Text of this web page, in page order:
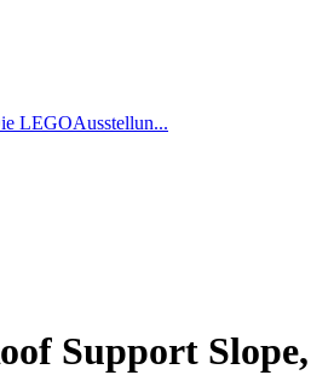
LEGOAusstellun...
Support Slope,